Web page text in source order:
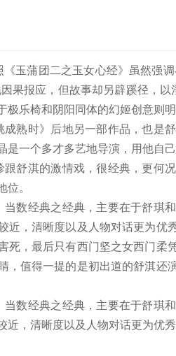
玉蒲团二之玉女心经》虽然强
果报应，但故事却另辟蹊径，
极乐椅和阴阳同体的幻姬创意则
成熟时》后地另一部作品，也是
一个多才多艺地导演，用他自己
舒淇的激情戏，很经典，更何
位。
数经典之经典，主要在于舒琪
近，清晰度以及人物对话更为
死，最后只有西门坚之女西门
，值得一提的是初出道的舒淇
当数经典之经典，主要在于舒琪
近，清晰度以及人物对话更为优秀